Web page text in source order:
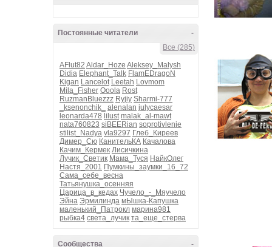
-
Постоянные читатели
Все (285)
AFlut82 Aldar_Hoze Aleksey_Malysh
Didia Elephant_Talk FlamEDragoN
Kigan Lancelot Leetah Lovmom
Mila_Fisher Ooola Rost
RuzmanBluezzz Ryjiy Sharmi-777
_ksenonchik_
alenalan julycaesar
leonarda478 lilust malak_al-mawt
nata760823 siBEERian soprotivlenie
stilist_Nadya vla9297 Глеб_Киреев
Димер_Сю КанительКА Качалова
Качим_Кермек Лисичкина
Лучик_Светик Мама_Туся НайкОлег
Настя_2001 Пумкины_заумки_16_72
Сама_себе_весна
Татьянушка_осенняя
Царица_в_кедах Чучело_-_Мяучело
Эйна Эрмилинда мЫшка-Капушка
маленький_Патрокл марина981
рыбка4 света_лучик та_еще_стерва
-
Сообщества